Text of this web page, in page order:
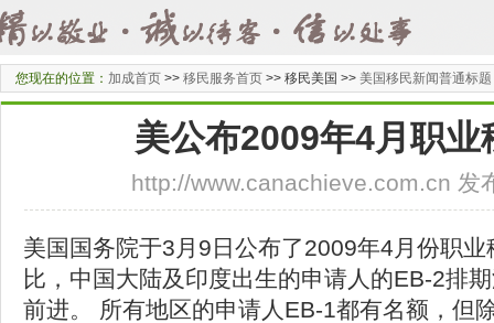
您现在的位置： 加成首页 >> 移民服务首页 >> 移民美国 >> 美国移民新闻普通标题
美公布2009年4月职业
http://www.canachieve.com.cn 发
美国国务院于3月9日公布了2009年4月份职
比，中国大陆及印度出生的申请人的EB-2排
前进。 所有地区的申请人EB-1都有名额，但